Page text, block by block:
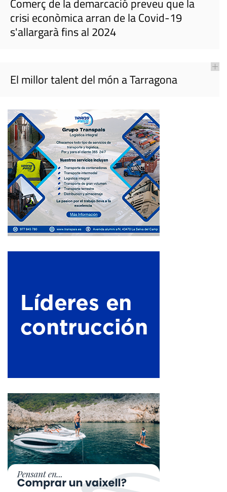
Comerç de la demarcació preveu que la
crisi econòmica arran de la Covid-19
s'allargarà fins al 2024
El millor talent del món a Tarragona